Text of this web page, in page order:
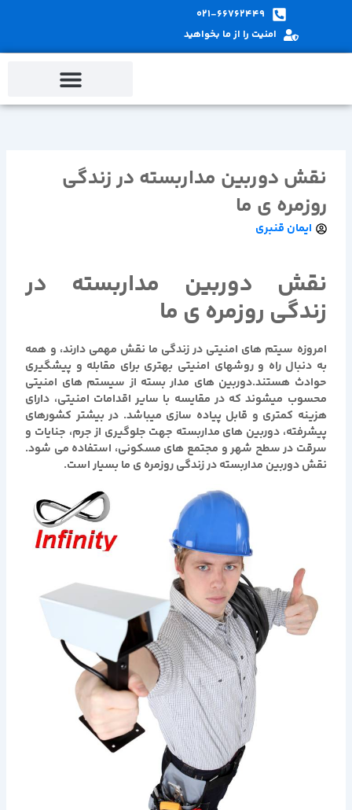
021-66762449
امنیت را از ما بخواهید
نقش دوربین مداربسته در زندگی
روزمره ی ما
ایمان قنبری
نقش دوربین مداربسته در
زندگی روزمره ی ما
امروزه سیتم های امنیتی در زندگی ما نقش مهمی دارند، و همه
به دنبال راه و روشهای امنیتی بهتری برای مقابله و پیشگیری
حوادث هستند.دوربین های مدار بسته از سیستم های امنیتی
محسوب میشوند که در مقایسه با سایر اقدامات امنیتی، دارای
هزینه کمتری و قابل پیاده سازی میباشد. در بیشتر کشورهای
پیشرفته، دوربین های مداربسته جهت جلوگیری از جرم، جنایات و
سرقت در سطح شهر و مجتمع های مسکونی، استفاده می شود.
نقش دوربین مداربسته در زندگی روزمره ی ما بسیار است.